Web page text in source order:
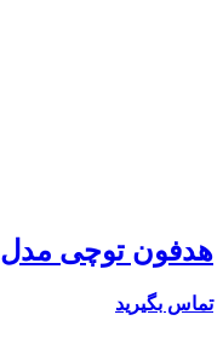
هدفون توچی مدل X8
تماس بگیرید